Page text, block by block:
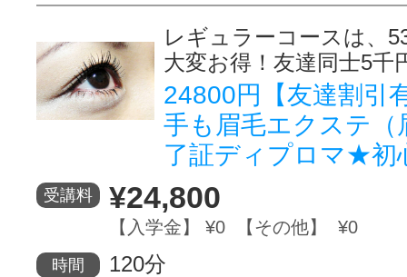
レギュラーコースは、
大変お得！友達同士5千
24800円【友達割引
手も眉毛エクステ（
了証ディプロマ★初
受講料 ¥24,800
【入学金】 ¥0 【その他】 ¥0
時間 120分